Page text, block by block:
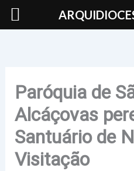
Skip
Paróquia de
Alcáçovas
Santuário de
Visitação